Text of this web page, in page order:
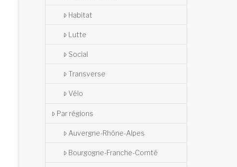
Habitat
Lutte
Social
Transverse
Vélo
Par régions
Auvergne-Rhône-Alpes
Bourgogne-Franche-Comté